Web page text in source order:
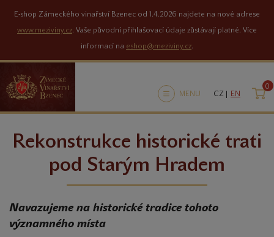
E-shop Zámeckého vinařství Bzenec od 1.4.2026 najdete na nové adrese
www.meziviny.cz. Vaše původní přihlašovací údaje zůstávají platné. Více
informací na eshop@meziviny.cz.
MENU CZ | EN
0
Rekonstrukce historické trati
pod Starým Hradem
Navazujeme na historické tradice tohoto
významného místa